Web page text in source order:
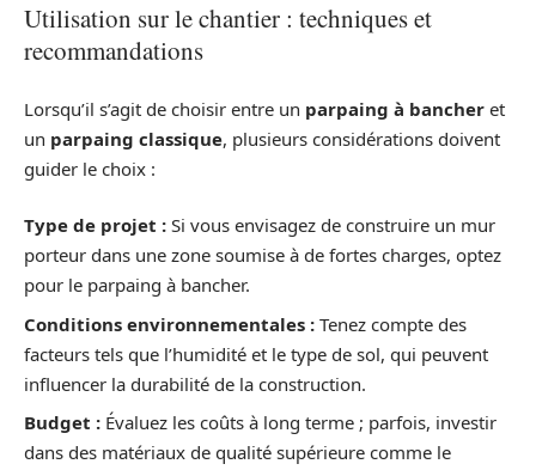
Utilisation sur le chantier : techniques et
recommandations
Lorsqu’il s’agit de choisir entre un parpaing à bancher et
un parpaing classique, plusieurs considérations doivent
guider le choix :
Type de projet : Si vous envisagez de construire un mur
porteur dans une zone soumise à de fortes charges, optez
pour le parpaing à bancher.
Conditions environnementales : Tenez compte des
facteurs tels que l’humidité et le type de sol, qui peuvent
influencer la durabilité de la construction.
Budget : Évaluez les coûts à long terme ; parfois, investir
dans des matériaux de qualité supérieure comme le